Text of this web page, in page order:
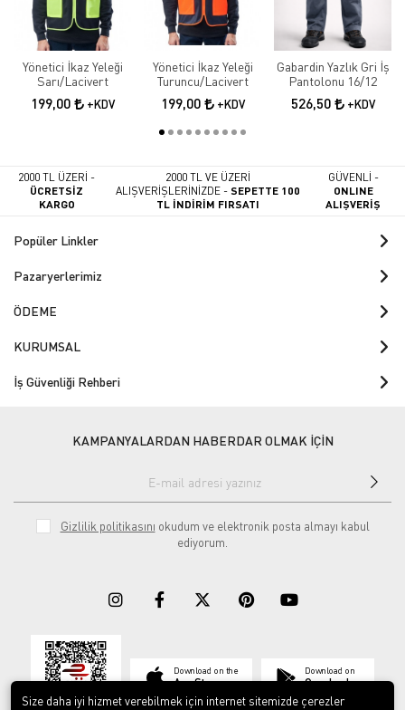
Yönetici İkaz Yeleği
Sarı/Lacivert
199,00 +KDV
Yönetici İkaz Yeleği
Turuncu/Lacivert
199,00 +KDV
Gabardin Yazlık Gri İş
Pantolonu 16/12
526,50 +KDV
2000 TL ÜZERİ -
ÜCRETSİZ
KARGO
2000 TL VE ÜZERİ
ALIŞVERİŞLERİNİZDE -SEPETTE 100
TL İNDİRİM FIRSATI
GÜVENLİ -
ONLINE
ALIŞVERİŞ
Popüler Linkler
Pazaryerlerimiz
ÖDEME
KURUMSAL
İş Güvenliği Rehberi
KAMPANYALARDAN HABERDAR OLMAK İÇİN
Gizlilik politikasını okudum ve elektronik posta almayı kabul
ediyorum.
Download on the
App Store
Download on
Google play
Size daha iyi hizmet verebilmek için internet sitemizde çerezler